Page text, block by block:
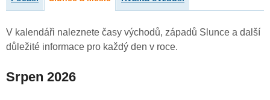
V kalendáři naleznete časy východů, západů Slunce a další
důležité informace pro každý den v roce.
Srpen 2026